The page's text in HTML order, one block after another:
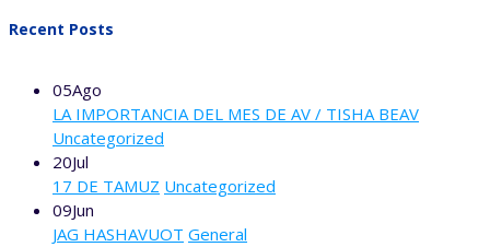
Recent Posts
05Ago
LA IMPORTANCIA DEL MES DE AV / TISHA BEAV
Uncategorized
20Jul
17 DE TAMUZ Uncategorized
09Jun
JAG HASHAVUOT General